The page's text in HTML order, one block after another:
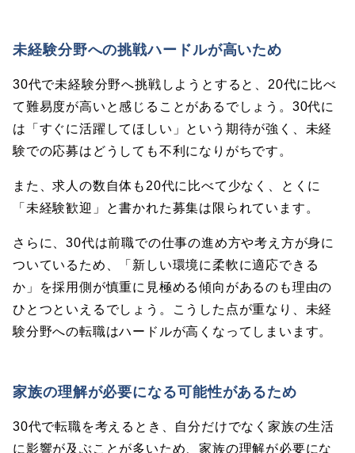
未経験分野への挑戦ハードルが高いため
30代で未経験分野へ挑戦しようとすると、20代に比べ
て難易度が高いと感じることがあるでしょう。30代に
は「すぐに活躍してほしい」という期待が強く、未経
験での応募はどうしても不利になりがちです。
また、求人の数自体も20代に比べて少なく、とくに
「未経験歓迎」と書かれた募集は限られています。
さらに、30代は前職での仕事の進め方や考え方が身に
ついているため、「新しい環境に柔軟に適応できる
か」を採用側が慎重に見極める傾向があるのも理由の
ひとつといえるでしょう。こうした点が重なり、未経
験分野への転職はハードルが高くなってしまいます。
家族の理解が必要になる可能性があるため
30代で転職を考えるとき、自分だけでなく家族の生活
に影響が及ぶことが多いため、家族の理解が必要にな